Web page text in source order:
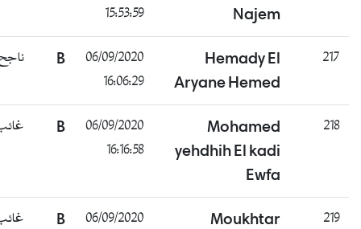
Najem
15:53:59
217
Hemady El
Aryane Hemed
06/09/2020
16:06:29
ناجح
218
Mohamed
yehdhih El kadi
Ewfa
06/09/2020
16:16:58
غائب
219
Moukhtar
06/09/2020
غائب